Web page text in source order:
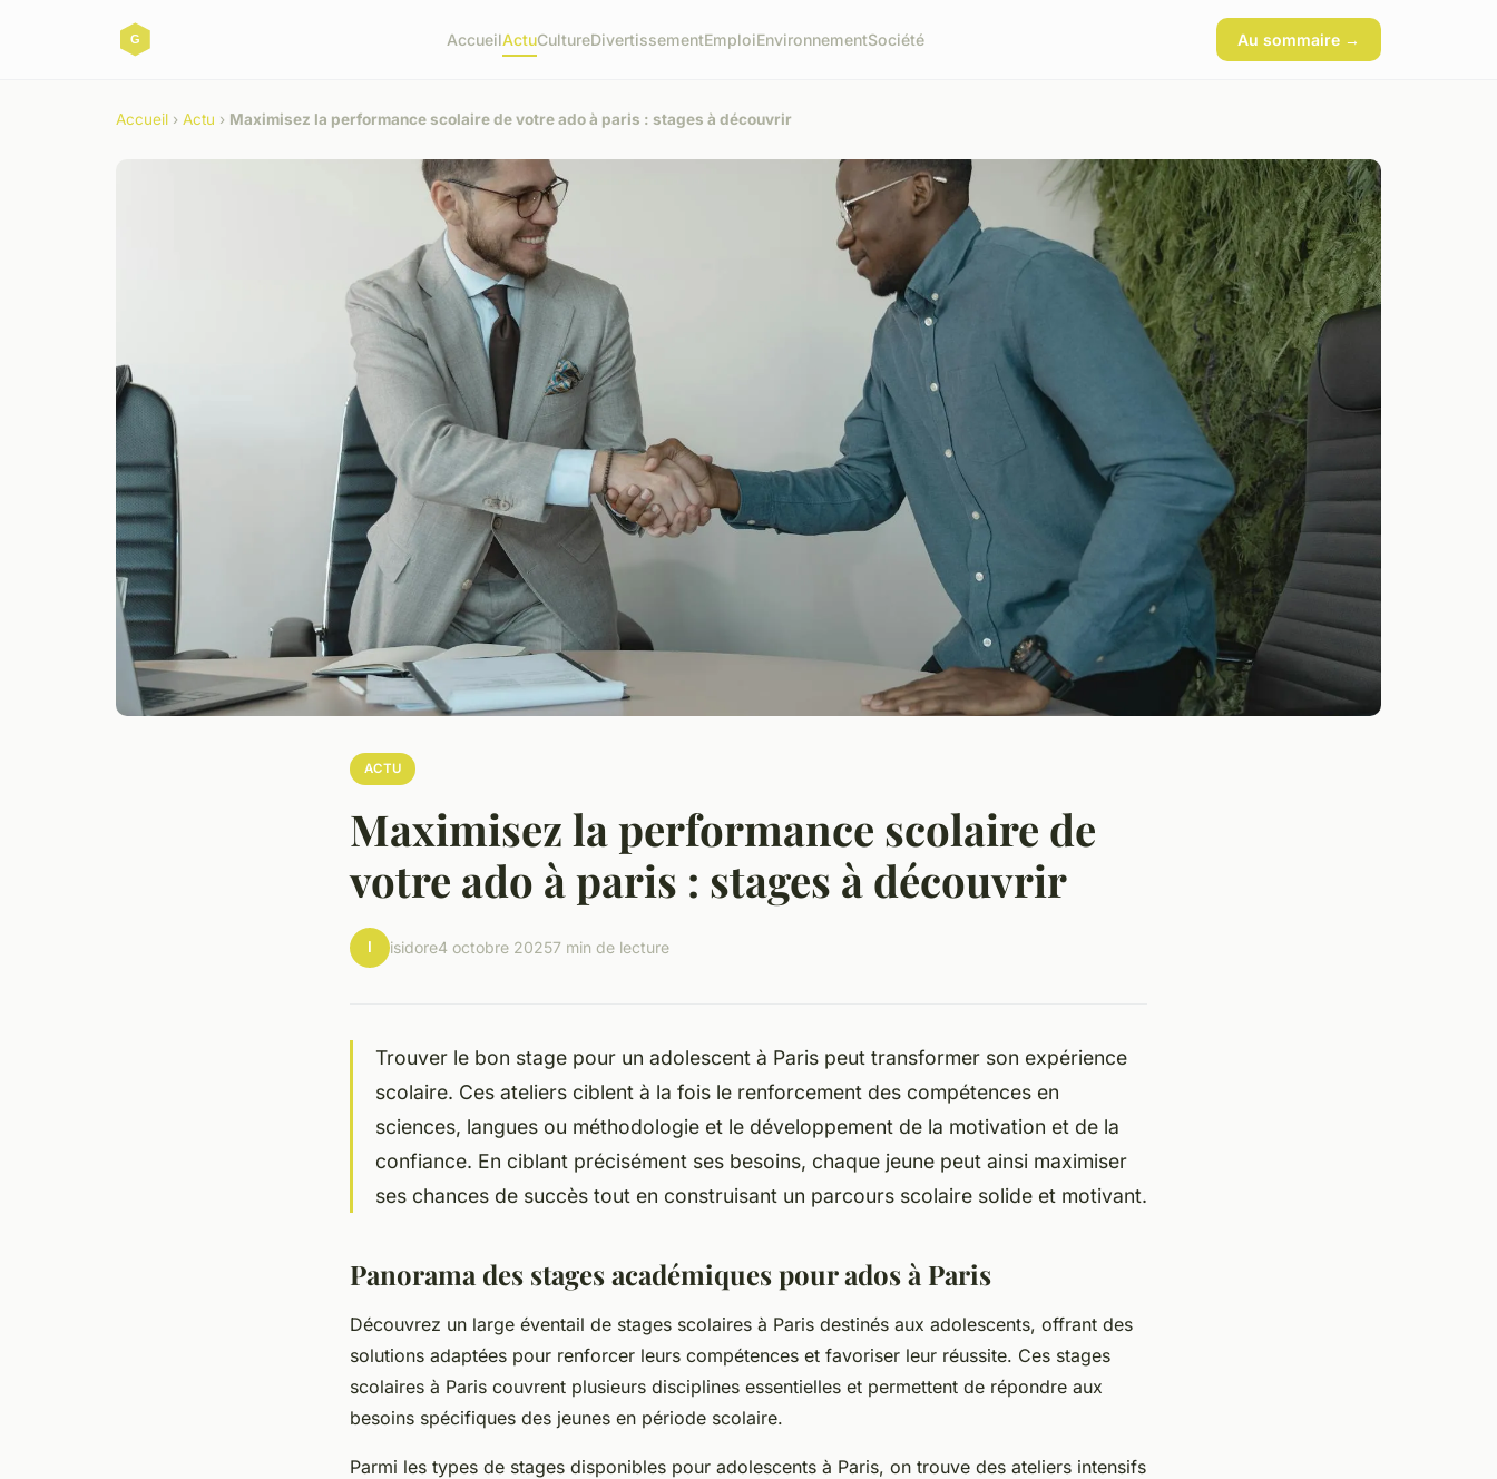
AccueilActuCultureDivertissementEmploiEnvironnementSociété Au sommaire →
Accueil › Actu › Maximisez la performance scolaire de votre ado à paris : stages à découvrir
ACTU
Maximisez la performance scolaire de
votre ado à paris : stages à découvrir
I isidore4 octobre 20257 min de lecture
Trouver le bon stage pour un adolescent à Paris peut transformer son expérience
scolaire. Ces ateliers ciblent à la fois le renforcement des compétences en
sciences, langues ou méthodologie et le développement de la motivation et de la
confiance. En ciblant précisément ses besoins, chaque jeune peut ainsi maximiser
ses chances de succès tout en construisant un parcours scolaire solide et motivant.
Panorama des stages académiques pour ados à Paris
Découvrez un large éventail de stages scolaires à Paris destinés aux adolescents, offrant des
solutions adaptées pour renforcer leurs compétences et favoriser leur réussite. Ces stages
scolaires à Paris couvrent plusieurs disciplines essentielles et permettent de répondre aux
besoins spécifiques des jeunes en période scolaire.
Parmi les types de stages disponibles pour adolescents à Paris, on trouve des ateliers intensifs